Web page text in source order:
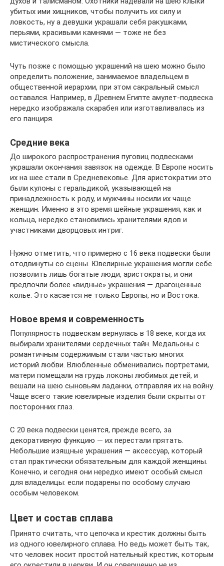
убитых ими хищников, чтобы получить их силу и
ловкость, ну а девушки украшали себя ракушками,
перьями, красивыми камнями — тоже не без
мистического смысла.
Чуть позже с помощью украшений на шею можно было
определить положение, занимаемое владельцем в
общественной иерархии, при этом сакральный смысл
оставался. Например, в Древнем Египте амулет-подвеска
нередко изображала скарабея или изготавливалась из
его панциря.
Средние века
До широкого распространения пуговиц подвесками
украшали окончания завязок на одежде. В Европе носить
их на шее стали в Средневековье. Для аристократии это
были кулоны с геральдикой, указывающей на
принадлежность к роду, и мужчины носили их чаще
женщин. Именно в это время шейные украшения, как и
кольца, нередко становились хранителями ядов и
участниками дворцовых интриг.
Нужно отметить, что примерно с 16 века подвески были
отодвинуты со сцены. Ювелирные украшения могли себе
позволить лишь богатые люди, аристократы, и они
предпочли более «видные» украшения — драгоценные
колье. Это касается не только Европы, но и Востока.
Новое время и современность
Популярность подвескам вернулась в 18 веке, когда их
выбирали хранителями сердечных тайн. Медальоны с
романтичным содержимым стали частью многих
историй любви. Влюбленные обменивались портретами,
матери помещали на грудь локоны любимых детей, и
вешали на шею сыновьям ладанки, отправляя их на войну.
Чаще всего такие ювелирные изделия были скрыты от
посторонних глаз.
С 20 века подвески ценятся, прежде всего, за
декоративную функцию — их перестали прятать.
Небольшие изящные украшения — аксессуар, который
стал практически обязательным для каждой женщины.
Конечно, и сегодня они нередко имеют особый смысл
для владелицы: если подарены по особому случаю
особым человеком.
Цвет и состав сплава
Принято считать, что цепочка и крестик должны быть
из одного ювелирного сплава. Но ведь может быть так,
что человек носит простой нательный крестик, которым